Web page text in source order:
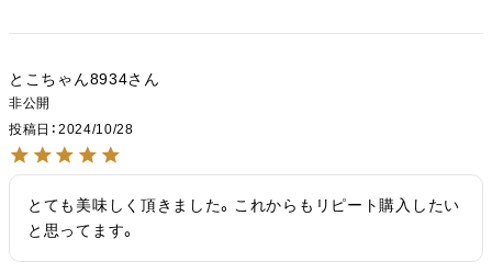
とこちゃん8934
非公開
投稿日
2024/10/28
とても美味しく頂きました。これからもリピート購入したい
と思ってます。